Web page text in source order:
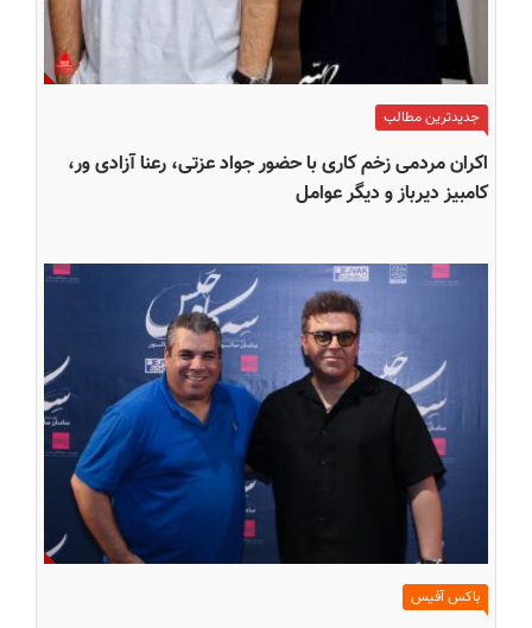
جدیدترین مطالب
اکران مردمی زخم کاری با حضور جواد عزتی، رعنا آزادی ور،
کامبیز دیرباز و دیگر عوامل
باکس آفیس